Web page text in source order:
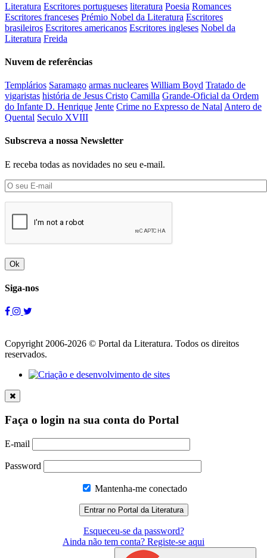
Literatura Escritores portugueses literatura Poesia Romances
Escritores franceses Prémio Nobel da Literatura Escritores
brasileiros Escritores americanos Escritores ingleses Nobel da
Literatura Freida
Nuvem de referências
Templários Saramago armas nucleares William Boyd Tratado de
vigaristas história de Jesus Cristo Camilla Grande-Oficial da Ordem
do Infante D. Henrique Jente Crime no Expresso de Natal Antero de
Quental Seculo XVIII
Subscreva a nossa Newsletter
E receba todas as novidades no seu e-mail.
Ok
Siga-nos
Copyright 2006-2026 © Portal da Literatura. Todos os direitos
reservados.
Faça o login na sua conta do Portal
E-mail
Password
Mantenha-me conectado
Esqueceu-se da password?
Ainda não tem conta? Registe-se aqui